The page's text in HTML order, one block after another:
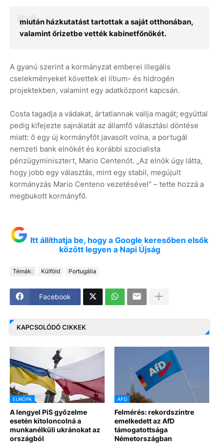
miután házkutatást tartottak a saját otthonában,
valamint őrizetbe vették kabinetfőnökét.
A gyanú szerint a kormányzat emberei illegális
cselekményeket követtek el lítium- és hidrogén
projektekben, valamint egy adatközpont kapcsán.
Costa tagadja a vádakat, ártatlannak vallja magát; egyúttal
pedig kifejezte sajnálatát az államfő választási döntése
miatt: ő egy új kormányfőt javasolt volna, a portugál
nemzeti bank elnökét és korábbi szocialista
pénzügyminisztert, Mario Centenót. „Az elnök úgy látta,
hogy jobb egy választás, mint egy stabil, megújult
kormányzás Mario Centeno vezetésével” – tette hozzá a
megbukott kormányfő.
Itt állíthatja be, hogy a Google keresőben elsők
között legyen a Napi Újság
Témák: Külföld Portugália
Facebook
KAPCSOLÓDÓ CIKKEK
EURÓPA
A lengyel PiS győzelme
esetén kitoloncolná a
munkanélküli ukránokat az
országból
AFD
Felmérés: rekordszintre
emelkedett az AfD
támogatottsága
Németországban